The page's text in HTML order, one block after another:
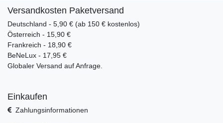
Versandkosten Paketversand
Deutschland - 5,90 € (ab 150 € kostenlos)
Österreich - 15,90 €
Frankreich - 18,90 €
BeNeLux - 17,95 €
Globaler Versand auf Anfrage.
Einkaufen
Zahlungsinformationen